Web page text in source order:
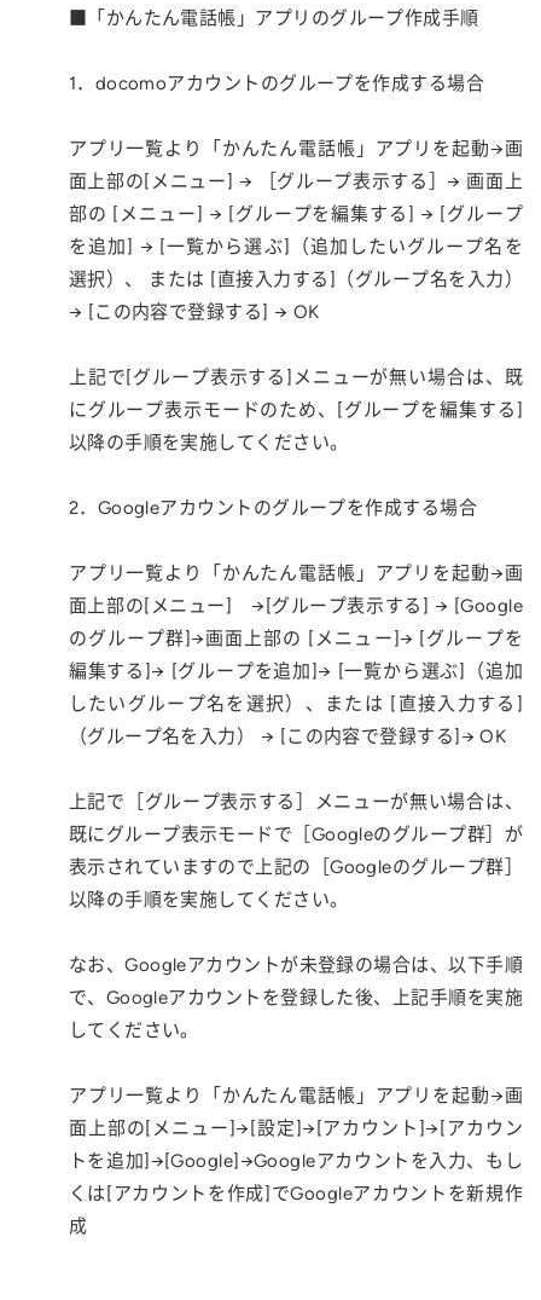
■「かんたん電話帳」アプリのグループ作成手順
1．docomoアカウントのグループを作成する場合
アプリ一覧より「かんたん電話帳」アプリを起動→画
面上部の[メニュー] → ［グループ表示する］→ 画面上
部の [メニュー] → [グループを編集する] → [グループ
を追加] → [一覧から選ぶ]（追加したいグループ名を
選択）、 または [直接入力する]（グループ名を入力）
→ [この内容で登録する] → OK
上記で[グループ表示する]メニューが無い場合は、既
にグループ表示モードのため、[グループを編集する]
以降の手順を実施してください。
2．Googleアカウントのグループを作成する場合
アプリ一覧より「かんたん電話帳」アプリを起動→画
面上部の[メニュー] →[グループ表示する] → [Google
のグループ群]→画面上部の [メニュー]→ [グループを
編集する]→ [グループを追加]→ [一覧から選ぶ]（追加
したいグループ名を選択）、または [直接入力する]
（グループ名を入力） → [この内容で登録する]→ OK
上記で［グループ表示する］メニューが無い場合は、
既にグループ表示モードで［Googleのグループ群］が
表示されていますので上記の［Googleのグループ群］
以降の手順を実施してください。
なお、Googleアカウントが未登録の場合は、以下手順
で、Googleアカウントを登録した後、上記手順を実施
してください。
アプリ一覧より「かんたん電話帳」アプリを起動→画
面上部の[メニュー]→[設定]→[アカウント]→[アカウン
トを追加]→[Google]→Googleアカウントを入力、もし
くは[アカウントを作成]でGoogleアカウントを新規作
成